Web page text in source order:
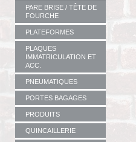
PARE BRISE / TÊTE DE
FOURCHE
PLATEFORMES
PLAQUES
IMMATRICULATION ET
ACC.
PNEUMATIQUES
PORTES BAGAGES
PRODUITS
QUINCAILLERIE